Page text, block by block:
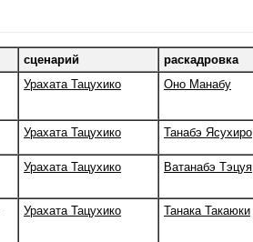
сценарий раскадровка
Урахата Тацухико Оно Манабу
Урахата Тацухико Танабэ Ясухиро
Урахата Тацухико Ватанабэ Тэцуя
Урахата Тацухико Танака Такаюки